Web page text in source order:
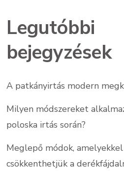
Legutóbbi
bejegyzések
A patkányirtás modern
Milyen módszereket
poloska irtás során?
Meglepő módok, amelyekkel
csökkenthetjük a